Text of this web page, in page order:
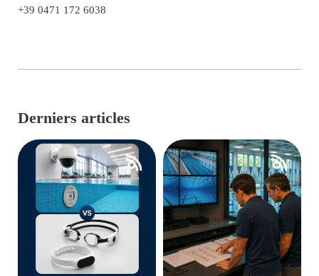
+39 0471 172 6038
Derniers articles